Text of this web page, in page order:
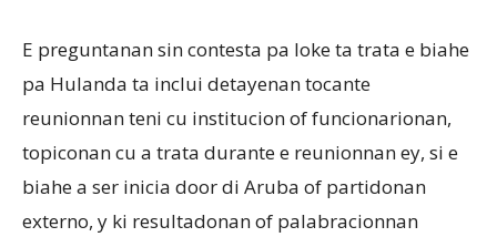
E preguntanan sin contesta pa loke ta trata e biahe
pa Hulanda ta inclui detayenan tocante
reunionnan teni cu institucion of funcionarionan,
topiconan cu a trata durante e reunionnan ey, si e
biahe a ser inicia door di Aruba of partidonan
externo, y ki resultadonan of palabracionnan